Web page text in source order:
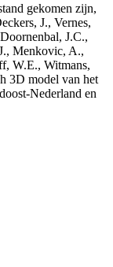
gekomen zijn,
J., Vernes,
J.C.,
Menkovic, A.,
W.E., Witmans,
3D model van het
Nederland en